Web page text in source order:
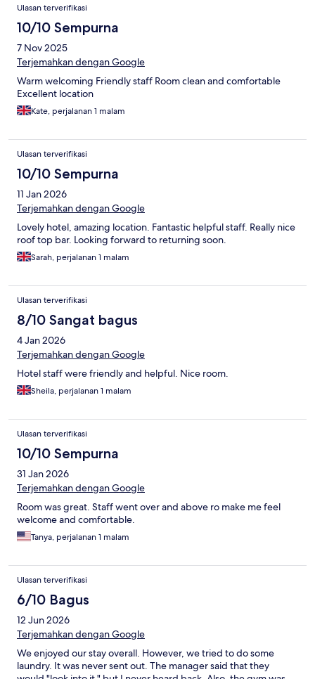
Ulasan terverifikasi
10/10 Sempurna
7 Nov 2025
Terjemahkan dengan Google
Warm welcoming Friendly staff Room clean and comfortable
Excellent location
Kate, perjalanan 1 malam
Ulasan terverifikasi
10/10 Sempurna
11 Jan 2026
Terjemahkan dengan Google
Lovely hotel, amazing location. Fantastic helpful staff. Really nice
roof top bar. Looking forward to returning soon.
Sarah, perjalanan 1 malam
Ulasan terverifikasi
8/10 Sangat bagus
4 Jan 2026
Terjemahkan dengan Google
Hotel staff were friendly and helpful. Nice room.
Sheila, perjalanan 1 malam
Ulasan terverifikasi
10/10 Sempurna
31 Jan 2026
Terjemahkan dengan Google
Room was great. Staff went over and above ro make me feel
welcome and comfortable.
Tanya, perjalanan 1 malam
Ulasan terverifikasi
6/10 Bagus
12 Jun 2026
Terjemahkan dengan Google
We enjoyed our stay overall. However, we tried to do some
laundry. It was never sent out. The manager said that they